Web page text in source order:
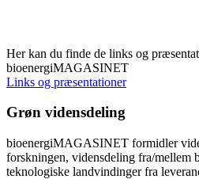
Her kan du finde de links og
bioenergiMAGASINET
Links og præsentationer
Grøn vidensdeling
bioenergiMAGASINET formidler
forskningen, vidensdeling fra/mellem
teknologiske landvindinger fra